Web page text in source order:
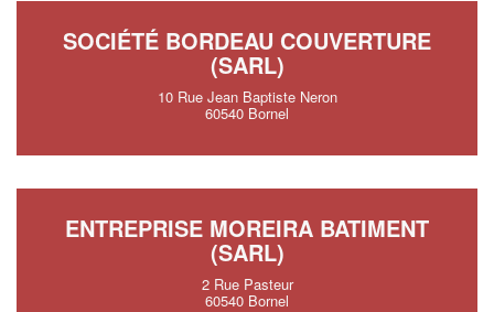
SOCIÉTÉ BORDEAU COUVERTURE
(SARL)
10 Rue Jean Baptiste Neron
60540 Bornel
ENTREPRISE MOREIRA BATIMENT
(SARL)
2 Rue Pasteur
60540 Bornel